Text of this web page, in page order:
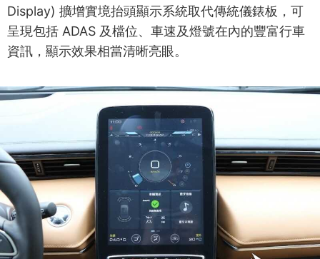
Display) 擴增實境抬頭顯示系統取代傳統儀錶板，可
呈現包括 ADAS 及檔位、車速及燈號在內的豐富行車
資訊，顯示效果相當清晰亮眼。